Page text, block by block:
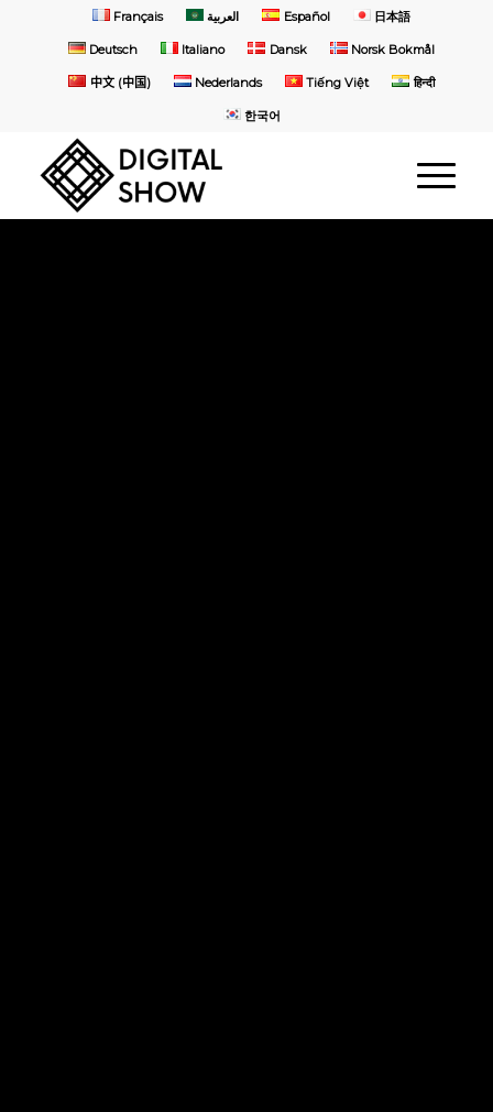
Français العربية Español 日本語
Deutsch Italiano Dansk Norsk Bokmål
中文 (中国) Nederlands Tiếng Việt हिन्दी
한국어